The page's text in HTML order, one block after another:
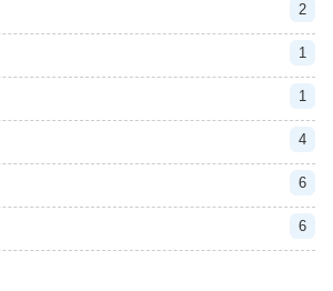
2
1
1
4
6
6